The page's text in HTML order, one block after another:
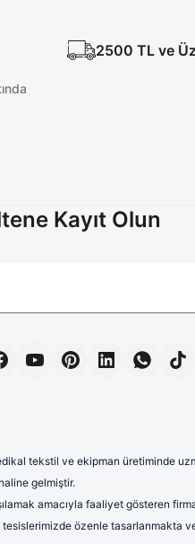
2500 TL ve
Kayıt Olun
tekstil ve ekipman üretiminde
gelmiştir.
amacıyla faaliyet gösteren
özenle tasarlanmakta